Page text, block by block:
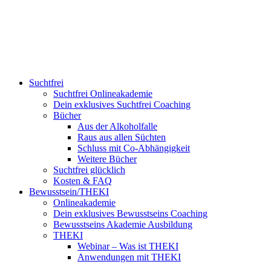
Suchtfrei
Suchtfrei Onlineakademie
Dein exklusives Suchtfrei Coaching
Bücher
Aus der Alkoholfalle
Raus aus allen Süchten
Schluss mit Co-Abhängigkeit
Weitere Bücher
Suchtfrei glücklich
Kosten & FAQ
Bewusstsein/THEKI
Onlineakademie
Dein exklusives Bewusstseins Coaching
Bewusstseins Akademie Ausbildung
THEKI
Webinar – Was ist THEKI
Anwendungen mit THEKI